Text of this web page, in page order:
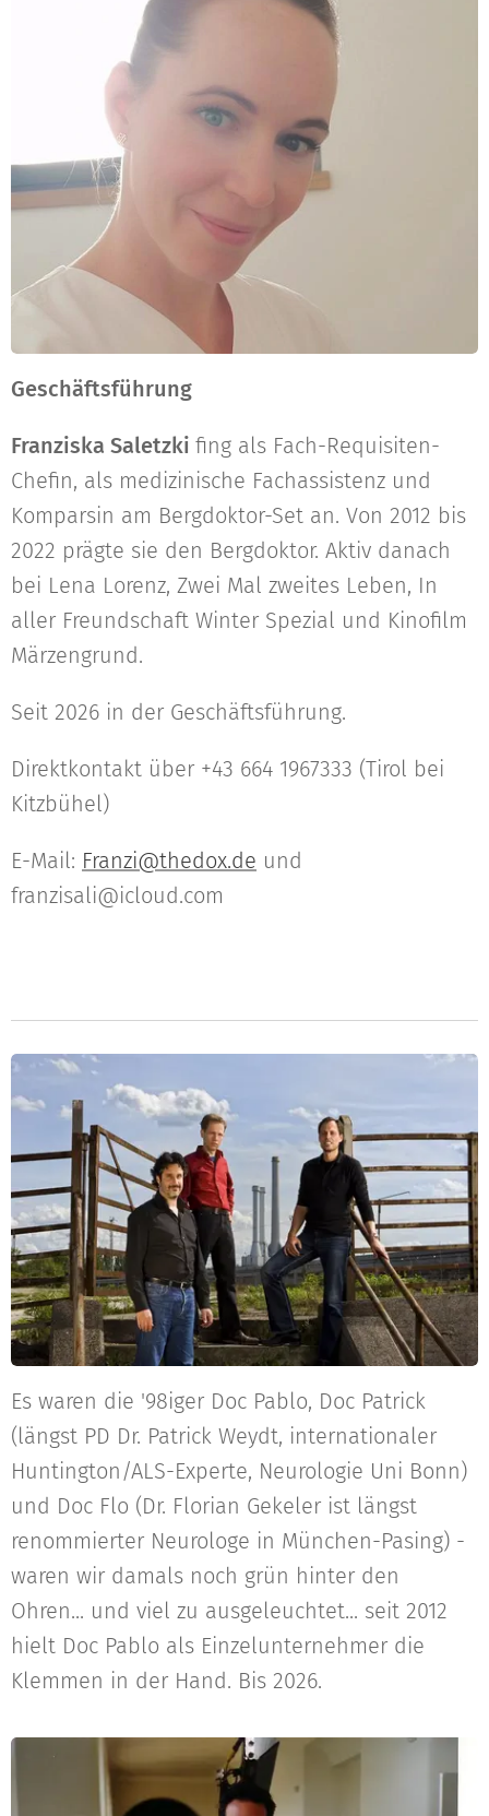
Geschäftsführung
Franziska Saletzki fing als Fach-Requisiten-
Chefin, als medizinische Fachassistenz und
Komparsin am Bergdoktor-Set an. Von 2012 bis
2022 prägte sie den Bergdoktor. Aktiv danach
bei Lena Lorenz, Zwei Mal zweites Leben, In
aller Freundschaft Winter Spezial und Kinofilm
Märzengrund.
Seit 2026 in der Geschäftsführung.
Direktkontakt über +43 664 1967333 (Tirol bei
Kitzbühel)
E-Mail: Franzi@thedox.de und
franzisali@icloud.com
Es waren die '98iger Doc Pablo, Doc Patrick
(längst PD Dr. Patrick Weydt, internationaler
Huntington/ALS-Experte, Neurologie Uni Bonn)
und Doc Flo (Dr. Florian Gekeler ist längst
renommierter Neurologe in München-Pasing) -
waren wir damals noch grün hinter den
Ohren... und viel zu ausgeleuchtet... seit 2012
hielt Doc Pablo als Einzelunternehmer die
Klemmen in der Hand. Bis 2026.